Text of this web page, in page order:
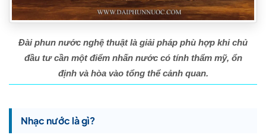
Đài phun nước nghệ thuật là giải pháp phù hợp khi chủ
đầu tư cần một điểm nhấn nước có tính thẩm mỹ, ổn
định và hòa vào tổng thể cảnh quan.
Nhạc nước là gì?